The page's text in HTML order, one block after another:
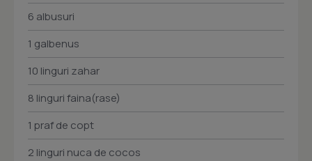
6 albusuri
1 galbenus
10 linguri zahar
8 linguri faina(rase)
1 praf de copt
2 linguri nuca de cocos